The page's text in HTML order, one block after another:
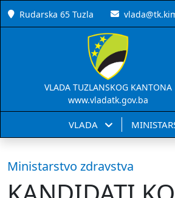
Rudarska 65 Tuzla
VLADA TUZLANSKOG KANTONA
www.vladatk.gov.ba
VLADA
Ministarstvo zdravstva